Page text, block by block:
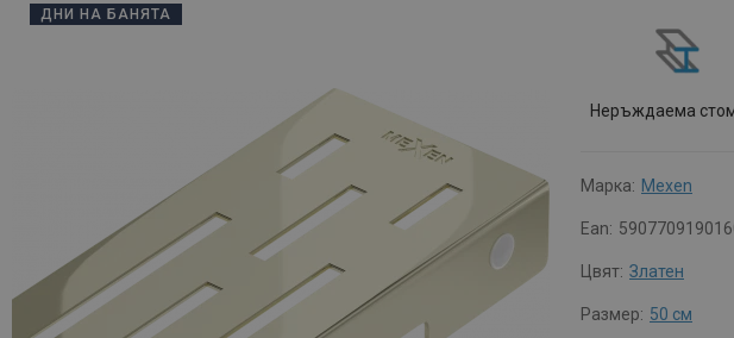
ДНИ НА БАНЯТА
Неръждаема
Марка: Mexen
Ean:
Цвят: Златен
Размер: 50 см